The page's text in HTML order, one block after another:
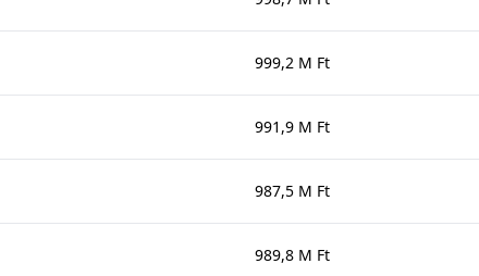
999,2 M Ft
991,9 M Ft
987,5 M Ft
989,8 M Ft